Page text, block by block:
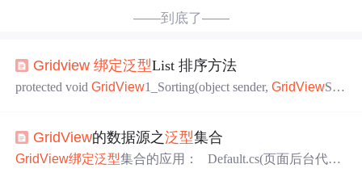
——到底了——
Gridview 绑定泛型List 排序方法
protected voidGridView1_Sorting(object sender,GridViewSort
GridView的数据源之泛型集合
GridView绑定泛型集合的应用： Default.cs(页面后台代码)